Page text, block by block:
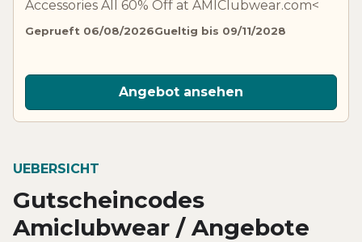
Accessories All 60% Off at AMIClubwear.com<
Geprueft 06/08/2026Gueltig bis 09/11/2028
Angebot ansehen
UEBERSICHT
Gutscheincodes
Amiclubwear / Angebote